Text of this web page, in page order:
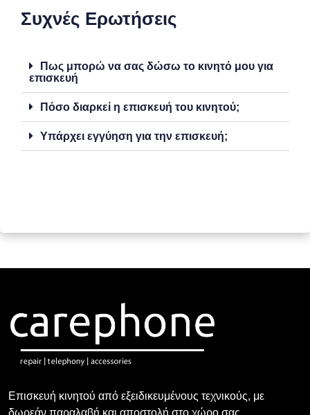
Συχνές Ερωτήσεις
Πως μπορώ να σας δώσω το κινητό μου για
επισκευή
Πόσο διαρκεί η επισκευή του κινητού;
Υπάρχει εγγύηση για την επισκευή;
Επισκευή κινητού από εξειδικευμένους τεχνικούς, με